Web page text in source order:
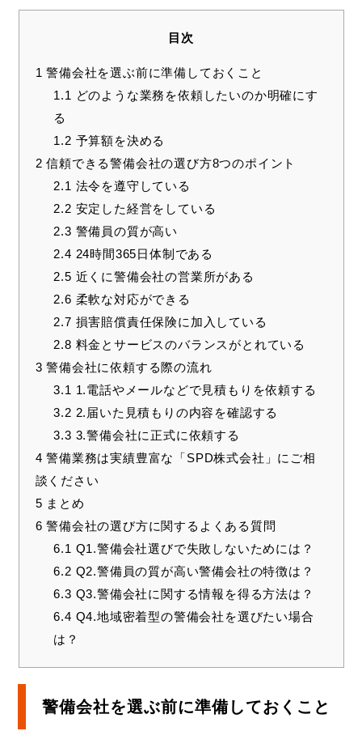
目次
1 警備会社を選ぶ前に準備しておくこと
1.1 どのような業務を依頼したいのか明確にす
る
1.2 予算額を決める
2 信頼できる警備会社の選び方8つのポイント
2.1 法令を遵守している
2.2 安定した経営をしている
2.3 警備員の質が高い
2.4 24時間365日体制である
2.5 近くに警備会社の営業所がある
2.6 柔軟な対応ができる
2.7 損害賠償責任保険に加入している
2.8 料金とサービスのバランスがとれている
3 警備会社に依頼する際の流れ
3.1 1.電話やメールなどで見積もりを依頼する
3.2 2.届いた見積もりの内容を確認する
3.3 3.警備会社に正式に依頼する
4 警備業務は実績豊富な「SPD株式会社」にご相
談ください
5 まとめ
6 警備会社の選び方に関するよくある質問
6.1 Q1.警備会社選びで失敗しないためには？
6.2 Q2.警備員の質が高い警備会社の特徴は？
6.3 Q3.警備会社に関する情報を得る方法は？
6.4 Q4.地域密着型の警備会社を選びたい場合
は？
警備会社を選ぶ前に準備しておくこと